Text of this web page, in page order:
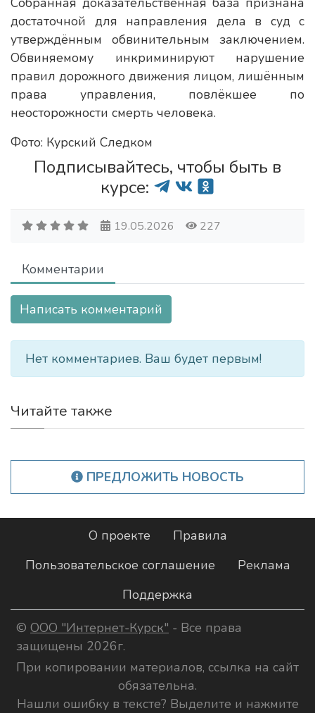
достаточной для направления дела в суд с
утверждённым обвинительным заключением.
Обвиняемому инкриминируют нарушение
правил дорожного движения лицом, лишённым
права управления, повлёкшее по
неосторожности смерть человека.
Фото: Курский Следком
Подписывайтесь, чтобы быть в
курсе:
19.05.2026 227
Комментарии
Написать комментарий
Нет комментариев. Ваш будет первым!
Читайте также
ПРЕДЛОЖИТЬ НОВОСТЬ
О проекте
Правила
Пользовательское соглашение
Реклама
Поддержка
© ООО "Интернет-Курск" - Все права
защищены 2026г.
При копировании материалов, ссылка на сайт
обязательна.
Нашли ошибку в тексте? Выделите и нажмите